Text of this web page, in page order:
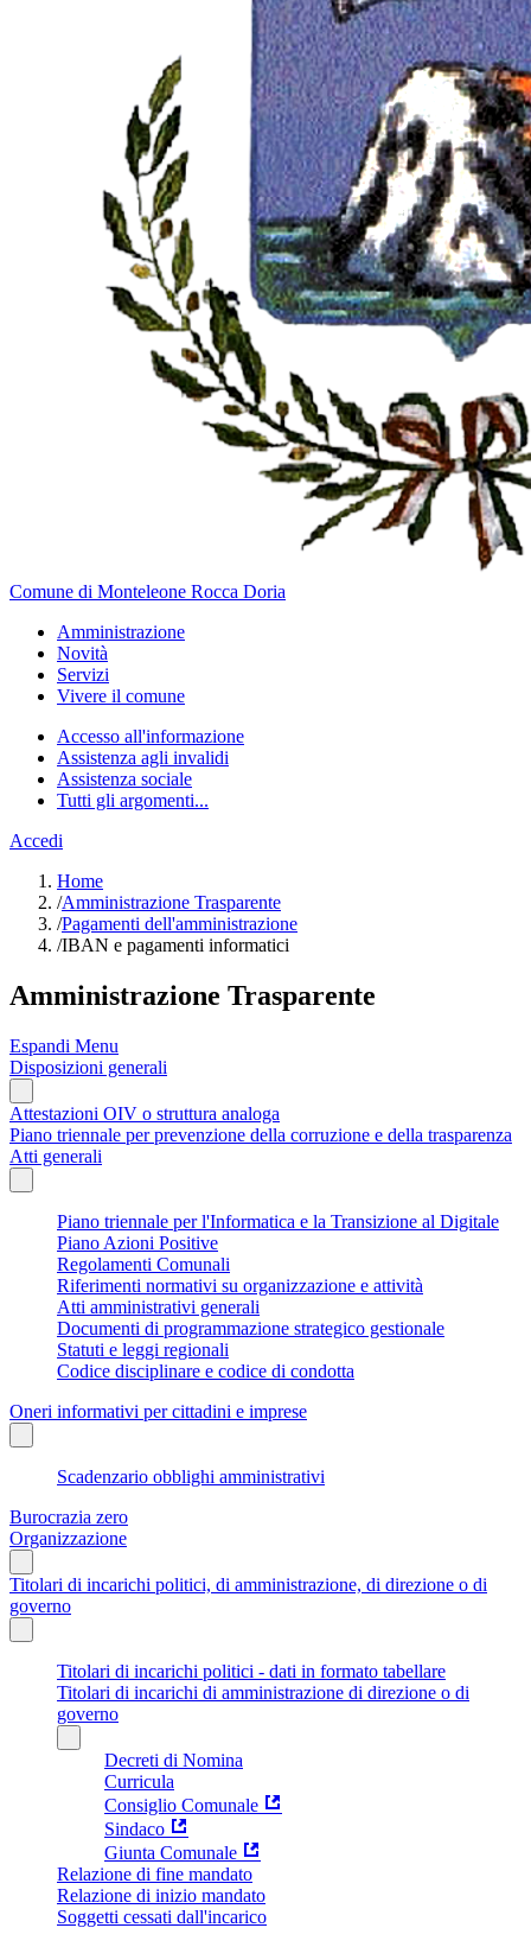
Comune di Monteleone Rocca Doria
Amministrazione
Novità
Servizi
Vivere il comune
Accesso all'informazione
Assistenza agli invalidi
Assistenza sociale
Tutti gli argomenti...
Accedi
Home
/Amministrazione Trasparente
/Pagamenti dell'amministrazione
/IBAN e pagamenti informatici
Amministrazione Trasparente
Espandi Menu
Disposizioni generali
Attestazioni OIV o struttura analoga
Piano triennale per prevenzione della corruzione e della trasparenza
Atti generali
Piano triennale per l'Informatica e la Transizione al Digitale
Piano Azioni Positive
Regolamenti Comunali
Riferimenti normativi su organizzazione e attività
Atti amministrativi generali
Documenti di programmazione strategico gestionale
Statuti e leggi regionali
Codice disciplinare e codice di condotta
Oneri informativi per cittadini e imprese
Scadenzario obblighi amministrativi
Burocrazia zero
Organizzazione
Titolari di incarichi politici, di amministrazione, di direzione o di
governo
Titolari di incarichi politici - dati in formato tabellare
Titolari di incarichi di amministrazione di direzione o di
governo
Decreti di Nomina
Curricula
Consiglio Comunale
Sindaco
Giunta Comunale
Relazione di fine mandato
Relazione di inizio mandato
Soggetti cessati dall'incarico